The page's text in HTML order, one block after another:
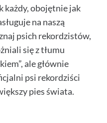
każdy, obojętnie jak
na naszą
psich rekordzistów,
się z tłumu
ale głównie
psi rekordziści
pies świata.